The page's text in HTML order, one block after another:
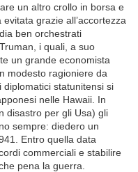
un altro crollo in borsa e
grazie all’accortezza
ben orchestrati
i quali, a suo
un grande economista
modesto ragioniere da
statunitensi si
nelle Hawaii. In
disastro per gli Usa) gli
sempre: diedero un
Entro quella data
commerciali e stabilire
pena la guerra.